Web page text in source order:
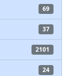
69
37
2101
24